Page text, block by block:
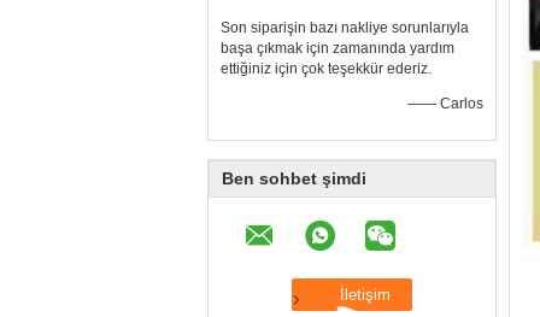
Son siparişin bazı nakliye sorunlarıyla
başa çıkmak için zamanında yardım
ettiğiniz için çok teşekkür ederiz.
—— Carlos
Ben sohbet şimdi